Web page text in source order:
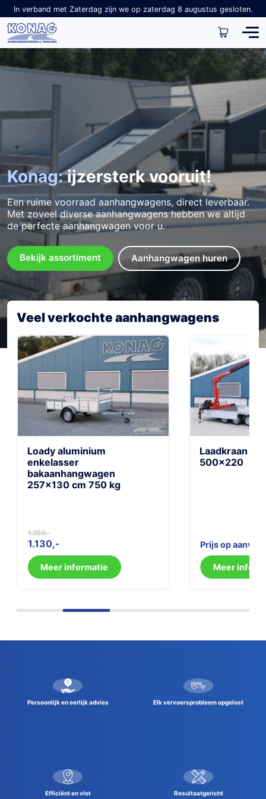
In verband met Zaterdag zijn we op zaterdag 8 augustus gesloten.
Konag:ijzersterk vooruit!
Een ruime voorraad aanhangwagens, direct leverbaar.
Met zoveel diverse aanhangwagens hebben we altijd
de perfecte aanhangwagen voor u.
Bekijk assortiment Aanhangwagen huren
Veel verkochte aanhangwagens
Loady aluminium
enkelasser
bakaanhangwagen
257×130 cm 750 kg
1.350
Oorspronkelijke
prijs
was:
1.350.
1.130
Huidige
prijs
is:
1.130.
Meer informatie
Laadkraan
500×220
Prijs op
Meer
Persoonlijk en eerlijk advies Elk vervoersprobleem opgelost
Efficiënt en vlot Resultaatgericht